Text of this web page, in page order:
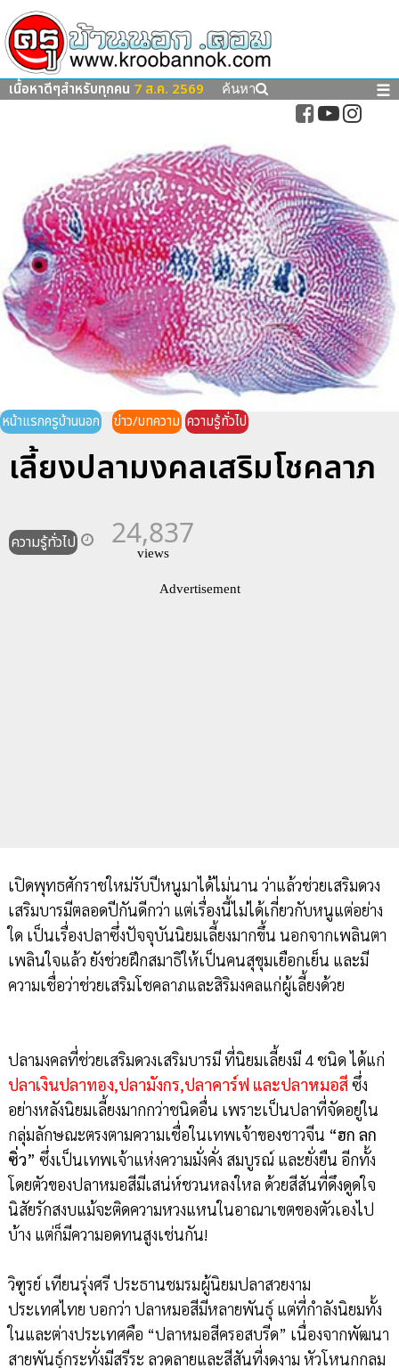
เนื้อหาดีๆสำหรับทุกคน 7 ส.ค. 2569 ค้นหา ☰
หน้าแรกครูบ้านนอก ข่าว/บทความ ความรู้ทั่วไป
เลี้ยงปลามงคลเสริมโชคลาภ
ความรู้ทั่วไป 24,837
views
Advertisement
เปิดพุทธศักราชใหม่รับปีหนูมาได้ไม่นาน ว่าแล้วช่วยเสริมดวง
เสริมบารมีตลอดปีกันดีกว่า แต่เรื่องนี้ไม่ได้เกี่ยวกับหนูแต่อย่าง
ใด เป็นเรื่องปลาซึ่งปัจจุบันนิยมเลี้ยงมากขึ้น นอกจากเพลินตา
เพลินใจแล้ว ยังช่วยฝึกสมาธิให้เป็นคนสุขุมเยือกเย็น และมี
ความเชื่อว่าช่วยเสริมโชคลาภและสิริมงคลแก่ผู้เลี้ยงด้วย
ปลามงคลที่ช่วยเสริมดวงเสริมบารมี ที่นิยมเลี้ยงมี 4 ชนิด ได้แก่
ปลาเงินปลาทอง,ปลามังกร,ปลาคาร์ฟ และปลาหมอสีซึ่ง
อย่างหลังนิยมเลี้ยงมากกว่าชนิดอื่น เพราะเป็นปลาที่จัดอยู่ใน
กลุ่มลักษณะตรงตามความเชื่อในเทพเจ้าของชาวจีน “ฮก ลก
ซิ่ว” ซึ่งเป็นเทพเจ้าแห่งความมั่งคั่ง สมบูรณ์ และยั่งยืน อีกทั้ง
โดยตัวของปลาหมอสีมีเสน่ห์ชวนหลงใหล ด้วยสีสันที่ดึงดูดใจ
นิสัยรักสงบแม้จะติดความหวงแหนในอาณาเขตของตัวเองไป
บ้าง แต่ก็มีความอดทนสูงเช่นกัน!
วิฑูรย์ เทียนรุ่งศรี ประธานชมรมผู้นิยมปลาสวยงาม
ประเทศไทย บอกว่า ปลาหมอสีมีหลายพันธุ์ แต่ที่กำลังนิยมทั้ง
ในและต่างประเทศคือ “ปลาหมอสีครอสบรีด” เนื่องจากพัฒนา
สายพันธุ์กระทั่งมีสรีระ ลวดลายและสีสันที่งดงาม หัวโหนกกลม